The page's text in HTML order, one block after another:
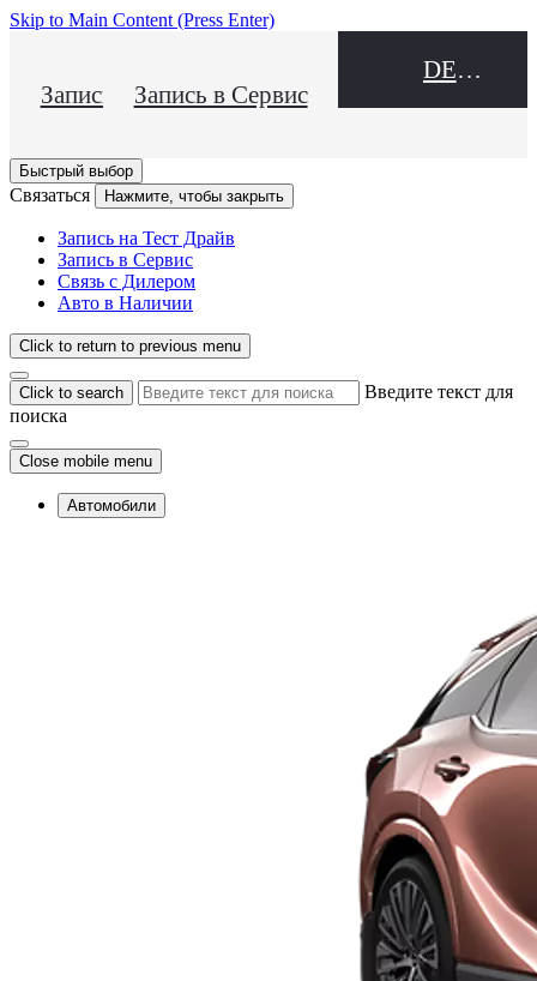
Skip to Main Content (Press Enter)
Запись на Тест Драйв
Запись в Сервис
DEALER NAME
Быстрый выбор
Связаться Нажмите, чтобы закрыть
Запись на Тест Драйв
Запись в Сервис
Связь с Дилером
Авто в Наличии
Click to return to previous menu
Click to search
Введите текст для
поиска
Close mobile menu
Автомобили